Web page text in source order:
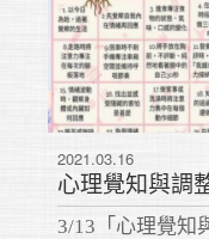
2021.03.16
心理覺知與調
3/13「心理覺知